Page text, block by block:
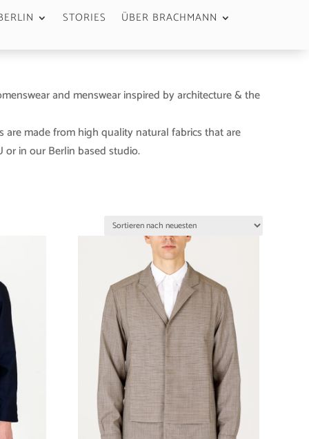
STORIES
ÜBER BRACHMANN
and menswear inspired by architecture & the
made from high quality natural fabrics that are
in our Berlin based studio.